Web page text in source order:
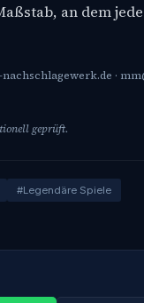
an dem
·
geprüft.
#Legendäre Spiele